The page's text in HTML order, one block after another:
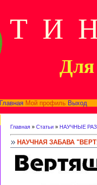
Т И
Для
Главная Мой профиль Выход
Главная » Статьи » НАУЧНЫЕ
НАУЧНАЯ ЗАБАВА